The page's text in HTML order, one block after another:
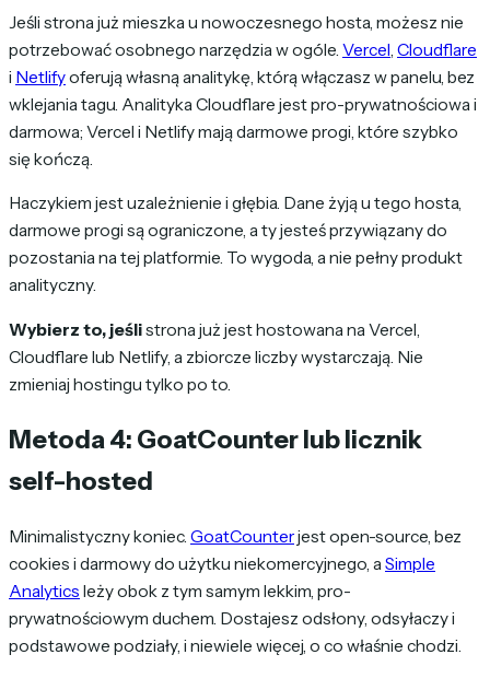
Jeśli strona już mieszka u nowoczesnego hosta, możesz nie
potrzebować osobnego narzędzia w ogóle. Vercel Cloudflare
i Netlifyoferują własną analitykę, którą włączasz w panelu, bez
wklejania tagu. Analityka Cloudflare jest pro-prywatnościowa i
darmowa; Vercel i Netlify mają darmowe progi, które szybko
się kończą.
Haczykiem jest uzależnienie i głębia. Dane żyją u tego hosta,
darmowe progi są ograniczone, a ty jesteś przywiązany do
pozostania na tej platformie. To wygoda, a nie pełny produkt
analityczny.
Wybierz to, jeślistrona już jest hostowana na Vercel,
Cloudflare lub Netlify, a zbiorcze liczby wystarczają. Nie
zmieniaj hostingu tylko po to.
Metoda 4: GoatCounter lub licznik
self-hosted
Minimalistyczny koniec. GoatCounterjest open-source, bez
cookies i darmowy do użytku niekomercyjnego, aSimple
Analytics leży obok z tym samym lekkim, pro-
prywatnościowym duchem. Dostajesz odsłony, odsyłaczy i
podstawowe podziały, i niewiele więcej, o co właśnie chodzi.